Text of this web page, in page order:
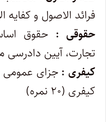
فرائد الاصول و کفایه
حقوقی : حقوق
تجارت، آیین دادرسی مدنی
کیفری : جزای عمومی
کیفری (۲۰ نمره)